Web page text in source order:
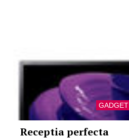
GADGET
Receptia perfecta